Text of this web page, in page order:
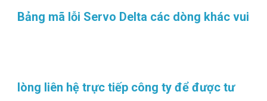
Bảng mã lỗi Servo Delta các dòng khác vui
lòng liên hệ trực tiếp công ty để được tư